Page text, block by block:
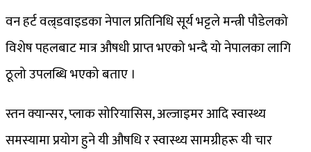
वन हर्ट वल्र्डवाइडका नेपाल प्रतिनिधि सूर्य भट्टले मन्त्री पौडेलको
विशेष पहलबाट मात्र औषधी प्राप्त भएको भन्दै यो नेपालका लागि
ठूलो उपलब्धि भएको बताए ।
स्तन क्यान्सर, प्लाक सोरियासिस, अल्जाइमर आदि स्वास्थ्य
समस्यामा प्रयोग हुने यी औषधि र स्वास्थ्य सामग्रीहरू यी चार